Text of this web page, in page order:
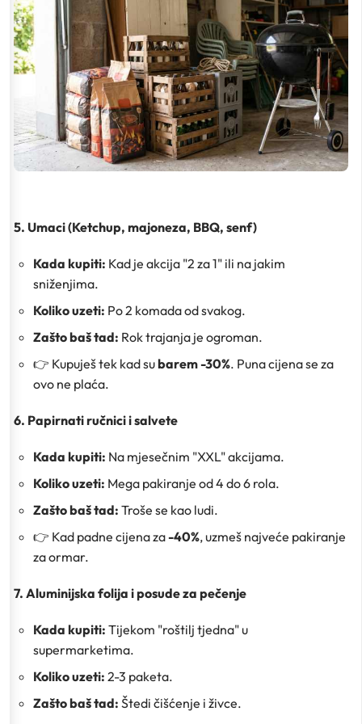
5. Umaci (Ketchup, majoneza, BBQ, senf)
Kada kupiti: Kad je akcija "2 za 1" ili na jakim
sniženjima.
Koliko uzeti: Po 2 komada od svakog.
Zašto baš tad: Rok trajanja je ogroman.
👉 Kupuješ tek kad subarem -30%. Puna cijena se za
ovo ne plaća.
6. Papirnati ručnici i salvete
Kada kupiti: Na mjesečnim "XXL" akcijama.
Koliko uzeti: Mega pakiranje od 4 do 6 rola.
Zašto baš tad: Troše se kao ludi.
👉 Kad padne cijena za-40%, uzmeš najveće pakiranje
za ormar.
7. Aluminijska folija i posude za pečenje
Kada kupiti: Tijekom "roštilj tjedna" u
supermarketima.
Koliko uzeti: 2-3 paketa.
Zašto baš tad: Štedi čišćenje i živce.